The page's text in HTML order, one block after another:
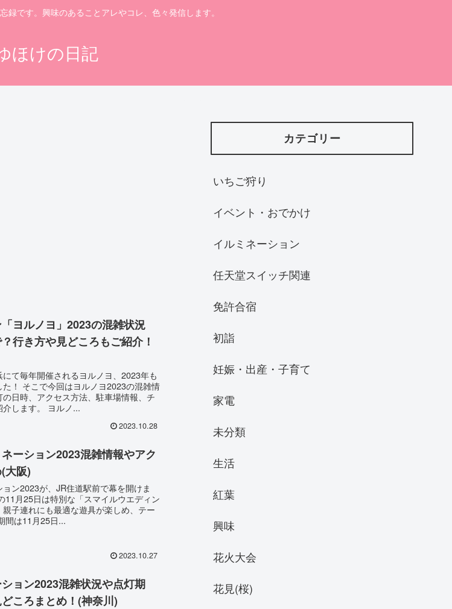
録です。興味のあることアレやコレ、色々発信します。
ほけの日記
ヨルノヨ」2023の混雑状況
行き方や見どころもご紹介！
て毎年開催されるヨルノヨ、2023年も
！ そこで今回はヨルノヨ2023の混雑情
日時、アクセス方法、駐車場情報、チ
します。 ヨルノ...
2023.10.28
ーション2023混雑情報やアク
大阪)
ン2023が、JR住道駅前で幕を開けま
11月25日は特別な「スマイルウエディン
子連れにも最適な遊具が楽しめ、テー
間は11月25日...
2023.10.27
ョン2023混雑状況や点灯期
ころまとめ！(神奈川)
カテゴリー
いちご狩り
イベント・おでかけ
イルミネーション
任天堂スイッチ関連
免許合宿
初詣
妊娠・出産・子育て
家電
未分類
生活
紅葉
興味
花火大会
花見(桜)